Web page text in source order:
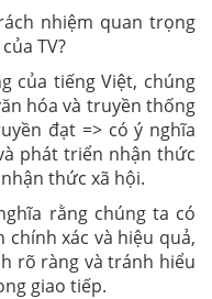
nhiệm quan trọng
TV?
của tiếng Việt, chúng
hóa và truyền thống
đạt => có ý nghĩa
phát triển nhận thức
thức xã hội.
rằng chúng ta có
xác và hiệu quả,
rõ ràng và tránh hiểu
giao tiếp.